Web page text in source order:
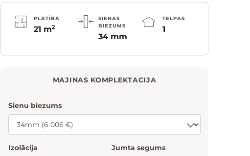
PLATĪBA
21 m2
SIENAS
BIEZUMS
34 mm
TELPAS
1
MAJINAS KOMPLEKTACIJA
Sienu biezums
Izolācija
Jumta segums